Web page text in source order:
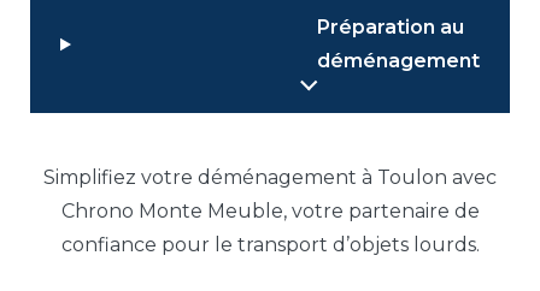
Préparation au
déménagement
Simplifiez votre déménagement à Toulon avec
Chrono Monte Meuble, votre partenaire de
confiance pour le transport d’objets lourds.